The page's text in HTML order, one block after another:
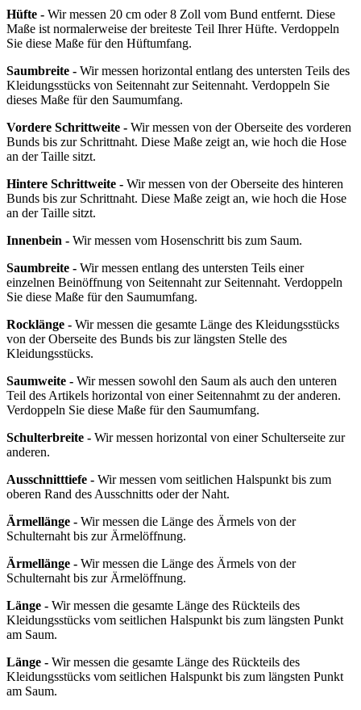
Hüfte - Wir messen 20 cm oder 8 Zoll vom Bund entfernt. Diese
Maße ist normalerweise der breiteste Teil Ihrer Hüfte. Verdoppeln
Sie diese Maße für den Hüftumfang.
Saumbreite - Wir messen horizontal entlang des untersten Teils des
Kleidungsstücks von Seitennaht zur Seitennaht. Verdoppeln Sie
dieses Maße für den Saumumfang.
Vordere Schrittweite - Wir messen von der Oberseite des vorderen
Bunds bis zur Schrittnaht. Diese Maße zeigt an, wie hoch die Hose
an der Taille sitzt.
Hintere Schrittweite - Wir messen von der Oberseite des hinteren
Bunds bis zur Schrittnaht. Diese Maße zeigt an, wie hoch die Hose
an der Taille sitzt.
Innenbein - Wir messen vom Hosenschritt bis zum Saum.
Saumbreite - Wir messen entlang des untersten Teils einer
einzelnen Beinöffnung von Seitennaht zur Seitennaht. Verdoppeln
Sie diese Maße für den Saumumfang.
Rocklänge - Wir messen die gesamte Länge des Kleidungsstücks
von der Oberseite des Bunds bis zur längsten Stelle des
Kleidungsstücks.
Saumweite - Wir messen sowohl den Saum als auch den unteren
Teil des Artikels horizontal von einer Seitennahmt zu der anderen.
Verdoppeln Sie diese Maße für den Saumumfang.
Schulterbreite - Wir messen horizontal von einer Schulterseite zur
anderen.
Ausschnitttiefe - Wir messen vom seitlichen Halspunkt bis zum
oberen Rand des Ausschnitts oder der Naht.
Ärmellänge - Wir messen die Länge des Ärmels von der
Schulternaht bis zur Ärmelöffnung.
Ärmellänge - Wir messen die Länge des Ärmels von der
Schulternaht bis zur Ärmelöffnung.
Länge - Wir messen die gesamte Länge des Rückteils des
Kleidungsstücks vom seitlichen Halspunkt bis zum längsten Punkt
am Saum.
Länge - Wir messen die gesamte Länge des Rückteils des
Kleidungsstücks vom seitlichen Halspunkt bis zum längsten Punkt
am Saum.